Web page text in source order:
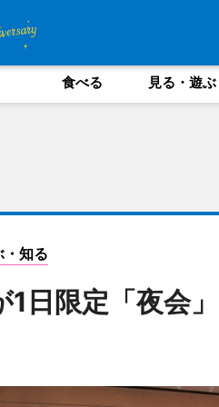
食べる 見る・遊ぶ
・知る
日限定「夜会